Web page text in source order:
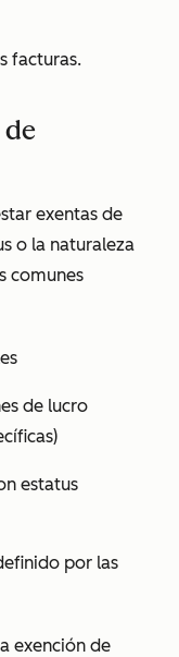
facturas.
de
exentas de
o la naturaleza
comunes
de lucro
estatus
por las
exención de